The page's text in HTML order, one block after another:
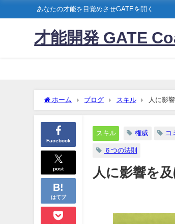
あなたの才能を目覚めさせGATEを開く
才能開発 GATE
ホーム ブログ スキル 人に影
Facebook
post
はてブ
スキル 権威 コ
６つの法則
人に影響を